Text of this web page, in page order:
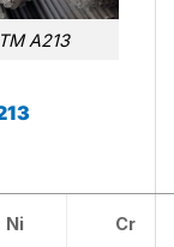
A213
Ni Cr